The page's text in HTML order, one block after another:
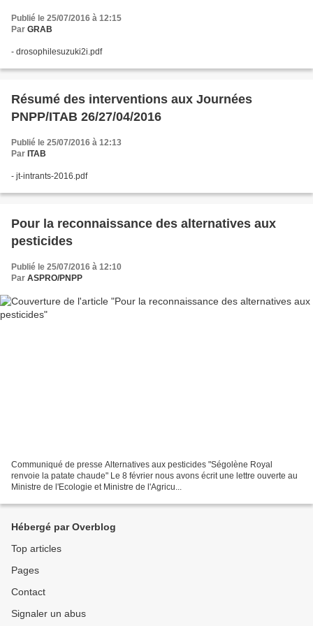
Publié le 25/07/2016 à 12:15
Par GRAB
- drosophilesuzuki2i.pdf
Résumé des interventions aux Journées
PNPP/ITAB 26/27/04/2016
Publié le 25/07/2016 à 12:13
Par ITAB
- jt-intrants-2016.pdf
Pour la reconnaissance des alternatives aux
pesticides
Publié le 25/07/2016 à 12:10
Par ASPRO/PNPP
​Communiqué de presse Alternatives aux pesticides "Ségolène Royal
renvoie la patate chaude" Le 8 février nous avons écrit une lettre ouverte au
Ministre de l'Ecologie et Ministre de l'Agricu...
Hébergé par Overblog
Top articles
Pages
Contact
Signaler un abus